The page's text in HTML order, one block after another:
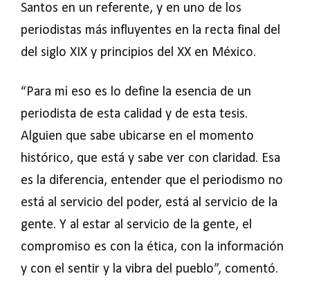
Santos en un referente, y en uno de los
periodistas más influyentes en la recta final del
del siglo XIX y principios del XX en México.
“Para mí eso es lo define la esencia de un
periodista de esta calidad y de esta tesis.
Alguien que sabe ubicarse en el momento
histórico, que está y sabe ver con claridad. Esa
es la diferencia, entender que el periodismo no
está al servicio del poder, está al servicio de la
gente. Y al estar al servicio de la gente, el
compromiso es con la ética, con la información
y con el sentir y la vibra del pueblo”, comentó.